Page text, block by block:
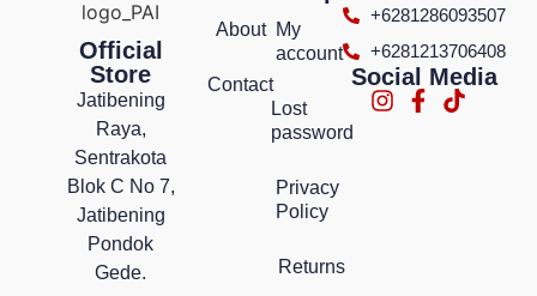
Official
Store
Jatibening
Raya,
Sentrakota
Blok C No 7,
Jatibening
Pondok
Gede.
About
Contact
My
account
Lost
password
Privacy
Policy
Returns
+6281286093507
+6281213706408
Social Media